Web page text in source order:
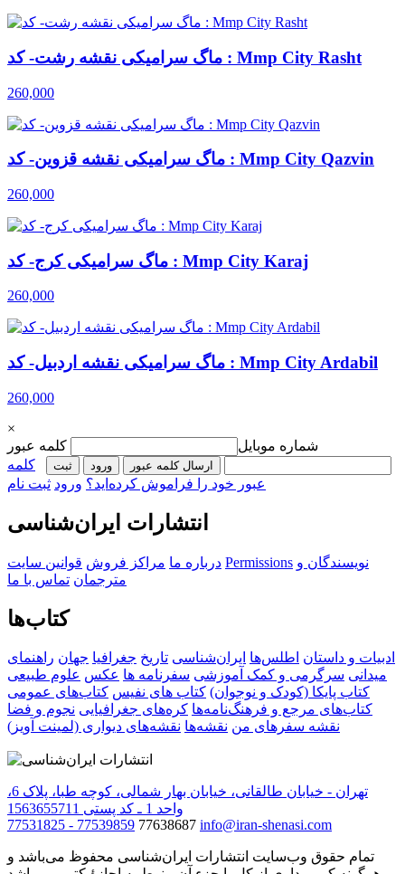
ماگ سرامیکی نقشه رشت- کد : Mmp City Rasht
260,000
ماگ سرامیکی نقشه قزوین- کد : Mmp City Qazvin
260,000
ماگ سرامیکی کرج- کد : Mmp City Karaj
260,000
ماگ سرامیکی نقشه اردبیل- کد : Mmp City Ardabil
260,000
×
شماره موبایل
کلمه عبور
ارسال کلمه عبور ورود ثبت‌
کلمه
عبور خود را فراموش کرده‌اید؟ ورود ثبت نام
انتشارات ایران‌شناسی
درباره ما مراکز فروش قوانین سایت Permissions نویسندگان و
مترجمان تماس با ما
کتاب‌ها
ادبیات و داستان اطلس‌ها ایران‌شناسی تاریخ جغرافیا جهان راهنمای
میدانی سرگرمی و کمک آموزشی سفرنامه‌ ها عکس علوم طبیعی
کتاب‌ پایکا (کودک و نوجوان) کتاب های نفیس کتاب‌های عمومی
کتاب‌های مرجع و فرهنگ‌نامه‌ها کره‌های جغرافیایی نجوم و فضا
نقشه سفرهای من نقشه‌ها نقشه‌های دیواری (لمینت آویز)
تهران - خیابان طالقانی، خیابان بهار شمالی، کوچه طبا، پلاک 6،
واحد 1 ـ کد پستی 1563655711
77531825 - 77539859 77638687 info@iran-shenasi.com
تمام حقوق وب‌سایت انتشارات ایران‌شناسی محفوظ می‌باشد و